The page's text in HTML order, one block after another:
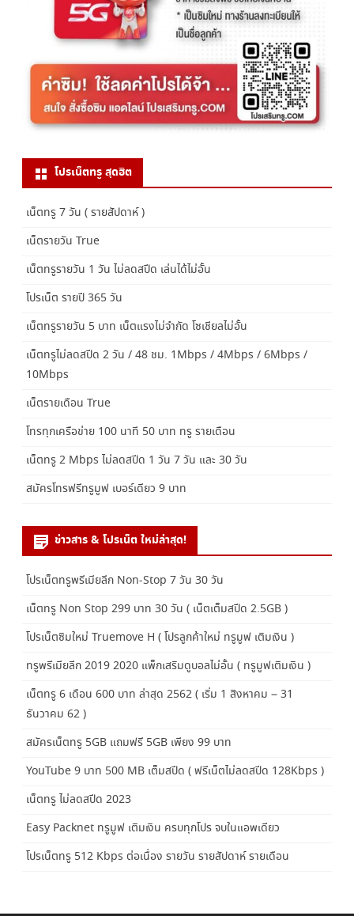
โปรเน็ตทรู สุดฮิต
เน็ตทรู 7 วัน ( รายสัปดาห์ )
เน็ตรายวัน True
เน็ตทรูรายวัน 1 วัน ไม่ลดสปีด เล่นได้ไม่อั้น
โปรเน็ต รายปี 365 วัน
เน็ตทรูรายวัน 5 บาท เน็ตแรงไม่จำกัด โซเชียลไม่อั้น
เน็ตทรูไม่ลดสปีด 2 วัน / 48 ชม. 1Mbps / 4Mbps / 6Mbps /
10Mbps
เน็ตรายเดือน True
โทรทุกเครือข่าย 100 นาที 50 บาท ทรู รายเดือน
เน็ตทรู 2 Mbps ไม่ลดสปีด 1 วัน 7 วัน และ 30 วัน
สมัครโทรฟรีทรูมูฟ เบอร์เดียว 9 บาท
ข่าวสาร & โปรเน็ต ใหม่ล่าสุด!
โปรเน็ตทรูพรีเมียลีก Non-Stop 7 วัน 30 วัน
เน็ตทรู Non Stop 299 บาท 30 วัน ( เน็ตเต็มสปีด 2.5GB )
โปรเน็ตซิมใหม่ Truemove H ( โปรลูกค้าใหม่ ทรูมูฟ เติมเงิน )
ทรูพรีเมียลีก 2019 2020 แพ็กเสริมดูบอลไม่อั้น ( ทรูมูฟเติมเงิน )
เน็ตทรู 6 เดือน 600 บาท ล่าสุด 2562 ( เริ่ม 1 สิงหาคม – 31
ธันวาคม 62 )
สมัครเน็ตทรู 5GB แถมฟรี 5GB เพียง 99 บาท
YouTube 9 บาท 500 MB เต็มสปีด ( ฟรีเน็ตไม่ลดสปีด 128Kbps )
เน็ตทรู ไม่ลดสปีด 2023
Easy Packnet ทรูมูฟ เติมเงิน ครบทุกโปร จบในแอพเดียว
โปรเน็ตทรู 512 Kbps ต่อเนื่อง รายวัน รายสัปดาห์ รายเดือน